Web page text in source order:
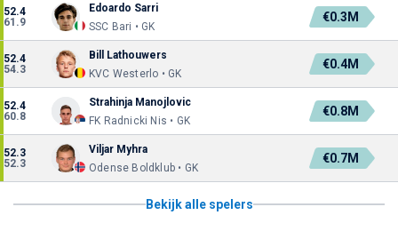
52.4
61.9
Edoardo Sarri
SSC Bari • GK
€0.3M
52.4
54.3
Bill Lathouwers
KVC Westerlo • GK
€0.4M
52.4
60.8
Strahinja Manojlovic
FK Radnicki Nis • GK
€0.8M
52.3
52.3
Viljar Myhra
Odense Boldklub • GK
€0.7M
Bekijk alle spelers